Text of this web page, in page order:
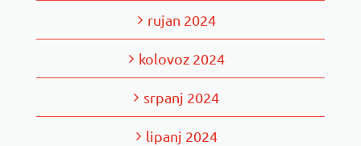
rujan 2024
kolovoz 2024
srpanj 2024
lipanj 2024